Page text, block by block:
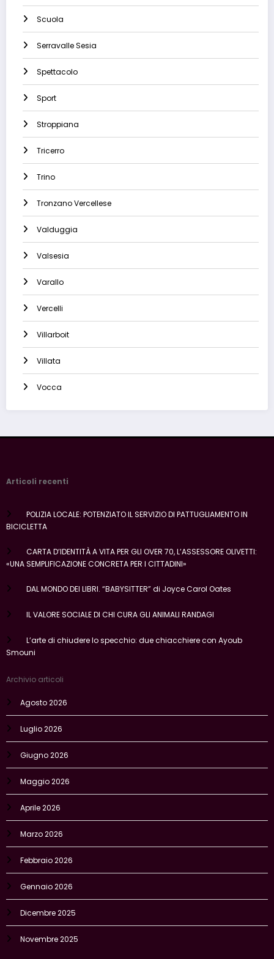
Scuola
Serravalle Sesia
Spettacolo
Sport
Stroppiana
Tricerro
Trino
Tronzano Vercellese
Valduggia
Valsesia
Varallo
Vercelli
Villarboit
Villata
Vocca
Articoli recenti
POLIZIA LOCALE: POTENZIATO IL SERVIZIO DI PATTUGLIAMENTO IN
BICICLETTA
CARTA D’IDENTITÀ A VITA PER GLI OVER 70, L’ASSESSORE OLIVETTI:
«UNA SEMPLIFICAZIONE CONCRETA PER I CITTADINI»
DAL MONDO DEI LIBRI. “BABYSITTER” di Joyce Carol Oates
IL VALORE SOCIALE DI CHI CURA GLI ANIMALI RANDAGI
L’arte di chiudere lo specchio: due chiacchiere con Ayoub
Smouni
Archivio articoli
Agosto 2026
Luglio 2026
Giugno 2026
Maggio 2026
Aprile 2026
Marzo 2026
Febbraio 2026
Gennaio 2026
Dicembre 2025
Novembre 2025